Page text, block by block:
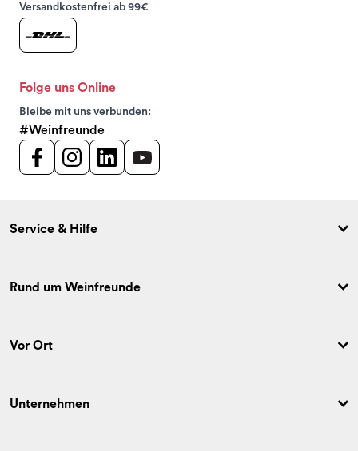
Versandkostenfrei ab 99€
Folge uns Online
Bleibe mit uns verbunden:
#Weinfreunde
Service & Hilfe
Rund um Weinfreunde
Vor Ort
Unternehmen